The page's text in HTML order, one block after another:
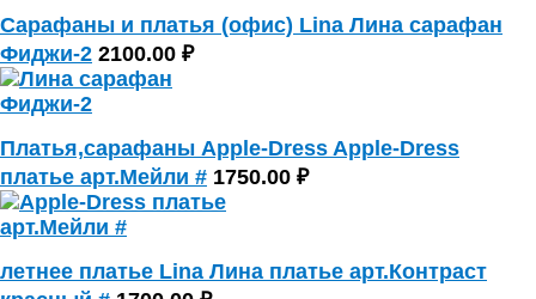
Сарафаны и платья (офис) Lina Лина сарафан
Фиджи-2 2100.00 ₽
Платья,сарафаны Apple-Dress Apple-Dress
платье арт.Мейли # 1750.00 ₽
летнее платье Lina Лина платье арт.Контраст